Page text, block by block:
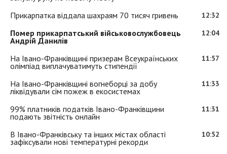
12:32
Прикарпатка віддала шахраям 70 тисяч гривень
12:04
Помер прикарпатський військовослужбовець
Андрій Данилів
11:57
На Івано-Франківщині призерам Всеукраїнських
олімпіад виплачуватимуть стипендії
11:33
На Івано-Франківщині вогнеборці за добу
ліквідували сім пожеж в екосистемах
11:31
99% платників податків Івано-Франківщини
подають звітність онлайн
10:52
В Івано-Франківську та інших містах області
зафіксували нові температурні рекорди